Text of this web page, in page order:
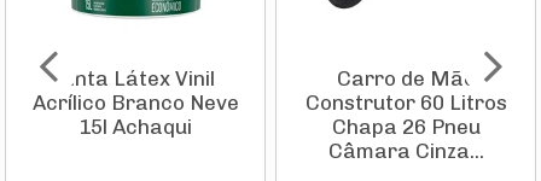
Tinta Látex Vinil
Acrílico Branco Neve
15l Achaqui
Carro de Mão
Construtor 60 Litros
Chapa 26 Pneu
Câmara Cinza...